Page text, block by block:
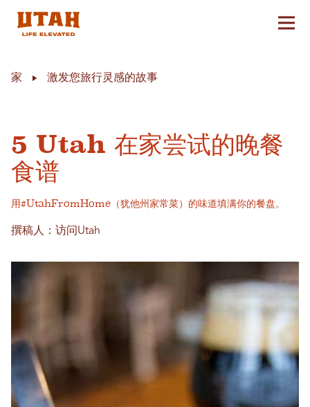
切换
家 激发您旅行灵感的故事
5 Utah 在家尝试的晚餐
食谱
用#UtahFromHome（犹他州家常菜）的味道填满你的餐盘。
撰稿人：访问Utah